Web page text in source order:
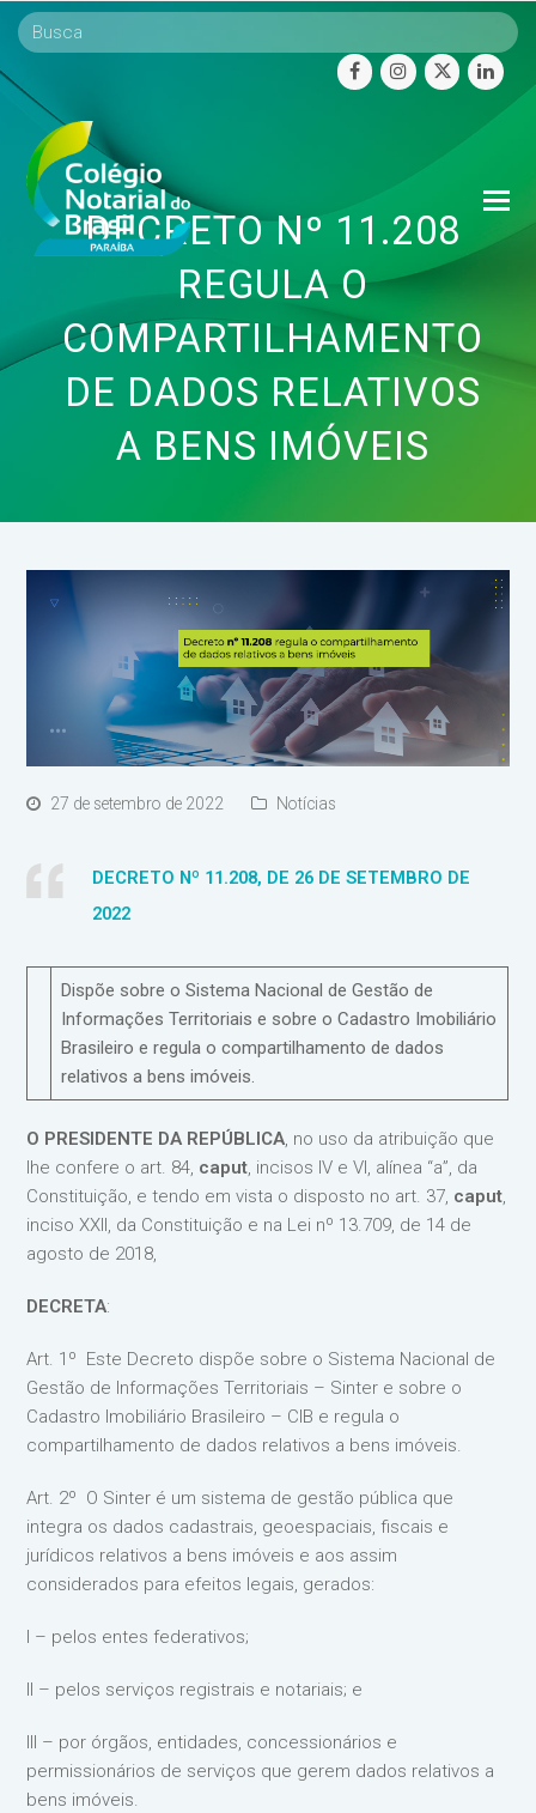
facebookinstagram
twitter
DECRETO Nº 11.208
REGULA O
COMPARTILHAMENTO
DE DADOS RELATIVOS
A BENS IMÓVEIS
27 de setembro de 2022 Notícias
DECRETO Nº 11.208, DE 26 DE SETEMBRO DE
2022
Dispõe sobre o Sistema Nacional de Gestão de
Informações Territoriais e sobre o Cadastro Imobiliário
Brasileiro e regula o compartilhamento de dados
relativos a bens imóveis.
O PRESIDENTE DA REPÚBLICA, no uso da atribuição que
lhe confere o art. 84, caput, incisos IV e VI, alínea “a”, da
Constituição, e tendo em vista o disposto no art. 37, caput,
inciso XXII, da Constituição e na Lei nº 13.709, de 14 de
agosto de 2018,
DECRETA:
Art. 1º Este Decreto dispõe sobre o Sistema Nacional de
Gestão de Informações Territoriais – Sinter e sobre o
Cadastro Imobiliário Brasileiro – CIB e regula o
compartilhamento de dados relativos a bens imóveis.
Art. 2º O Sinter é um sistema de gestão pública que
integra os dados cadastrais, geoespaciais, fiscais e
jurídicos relativos a bens imóveis e aos assim
considerados para efeitos legais, gerados:
I – pelos entes federativos;
II – pelos serviços registrais e notariais; e
III – por órgãos, entidades, concessionários e
permissionários de serviços que gerem dados relativos a
bens imóveis.